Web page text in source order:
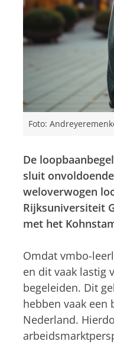
Foto:
De
sluit
weloverwogen
Rijksuniversiteit
met het
Omdat vmbo-
en dit vaak lastig
begeleiden. Dit
hebben vaak
Nederland.